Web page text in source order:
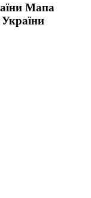
Мапа